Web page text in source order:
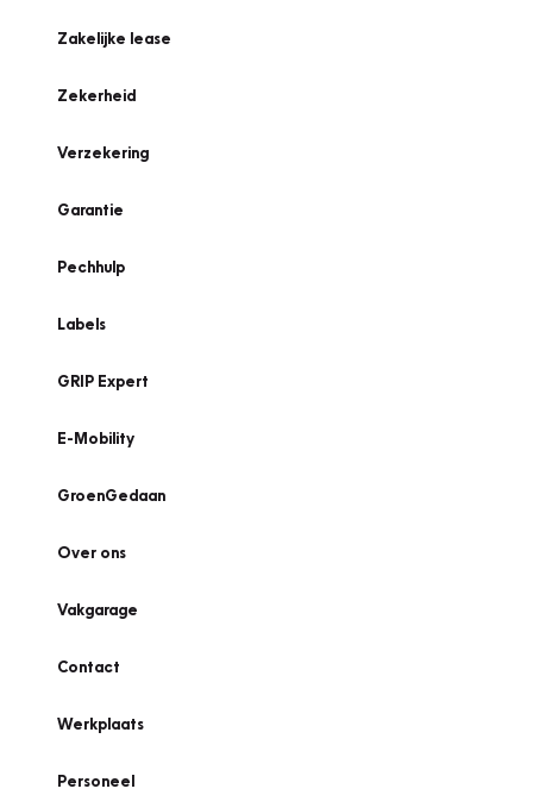
Zakelijke lease
Zekerheid
Verzekering
Garantie
Pechhulp
Labels
GRIP Expert
E-Mobility
GroenGedaan
Over ons
Vakgarage
Contact
Werkplaats
Personeel